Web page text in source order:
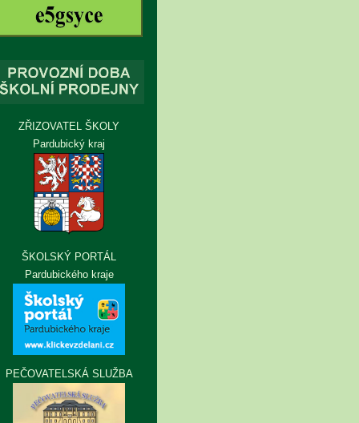
ZŘIZOVATEL ŠKOLY
Pardubický kraj
ŠKOLSKÝ PORTÁL
Pardubického kraje
PEČOVATELSKÁ SLUŽBA